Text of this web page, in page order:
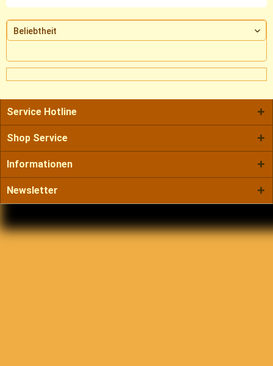
Service Hotline
Shop Service
Informationen
Newsletter